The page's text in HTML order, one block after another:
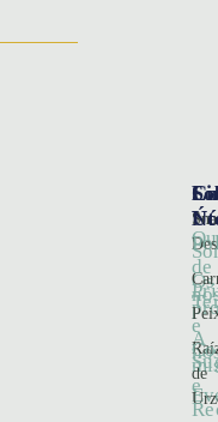
Os
A
de
de
e
e